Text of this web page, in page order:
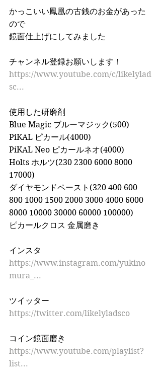
かっこいい鳳凰の古銭のお金があった
ので
鏡面仕上げにしてみました
チャンネル登録お願いします！
https://www.youtube.com/c/likelylad
sc...
使用した研磨剤
Blue Magic ブルーマジック(500)
PiKAL ピカール(4000)
PiKAL Neo ピカールネオ(4000)
Holts ホルツ(230 2300 6000 8000
17000)
ダイヤモンドペースト(320 400 600
800 1000 1500 2000 3000 4000 6000
8000 10000 30000 60000 100000)
ピカールクロス 金属磨き
インスタ
https://www.instagram.com/yukino
mura_...
ツイッター
https://twitter.com/likelyladsco
コイン鏡面磨き
https://www.youtube.com/playlist?
list...